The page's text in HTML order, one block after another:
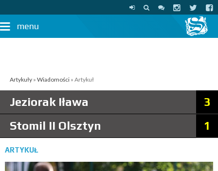
menu
Artykuły » Wiadomości » Artykuł
Jeziorak Iława
3
Stomil II Olsztyn
1
ARTYKUŁ